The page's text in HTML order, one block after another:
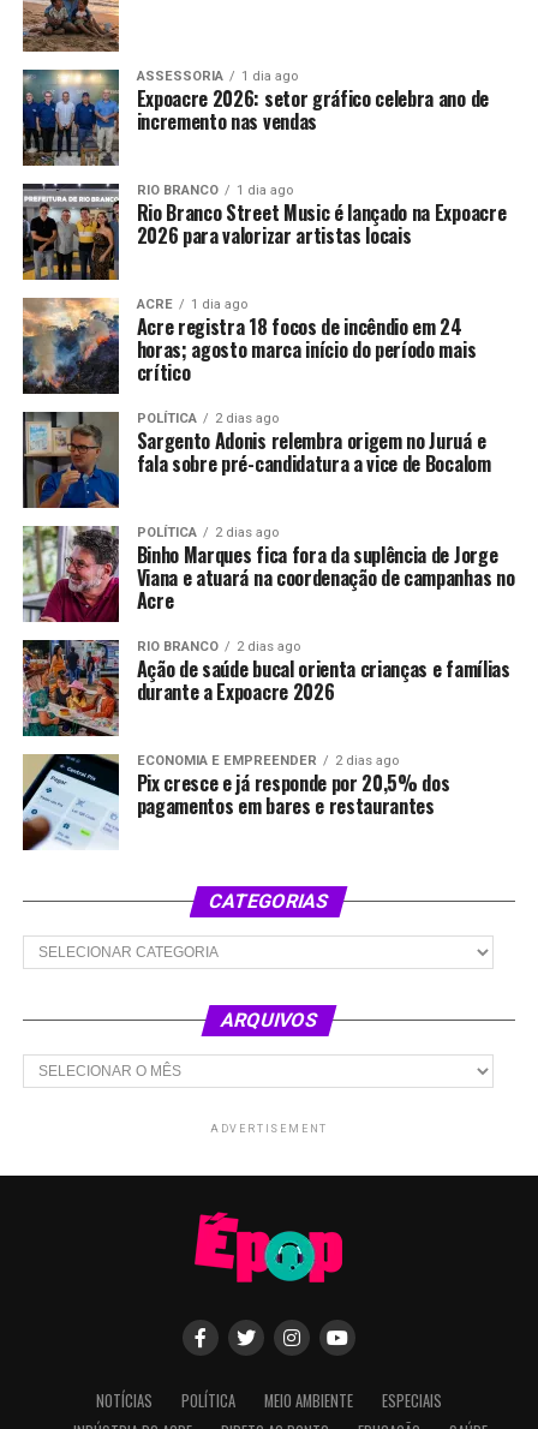
ASSESSORIA 1 dia ago
Expoacre 2026: setor gráfico celebra ano de
incremento nas vendas
RIO BRANCO 1 dia ago
Rio Branco Street Music é lançado na Expoacre
2026 para valorizar artistas locais
ACRE 1 dia ago
Acre registra 18 focos de incêndio em 24
horas; agosto marca início do período mais
crítico
POLÍTICA 2 dias ago
Sargento Adonis relembra origem no Juruá e
fala sobre pré-candidatura a vice de Bocalom
POLÍTICA 2 dias ago
Binho Marques fica fora da suplência de Jorge
Viana e atuará na coordenação de campanhas no
Acre
RIO BRANCO 2 dias ago
Ação de saúde bucal orienta crianças e famílias
durante a Expoacre 2026
ECONOMIA E EMPREENDER 2 dias ago
Pix cresce e já responde por 20,5% dos
pagamentos em bares e restaurantes
CATEGORIAS
Categorias
ARQUIVOS
Arquivos
ADVERTISEMENT
NOTÍCIAS POLÍTICA MEIO AMBIENTE
ESPECIAIS